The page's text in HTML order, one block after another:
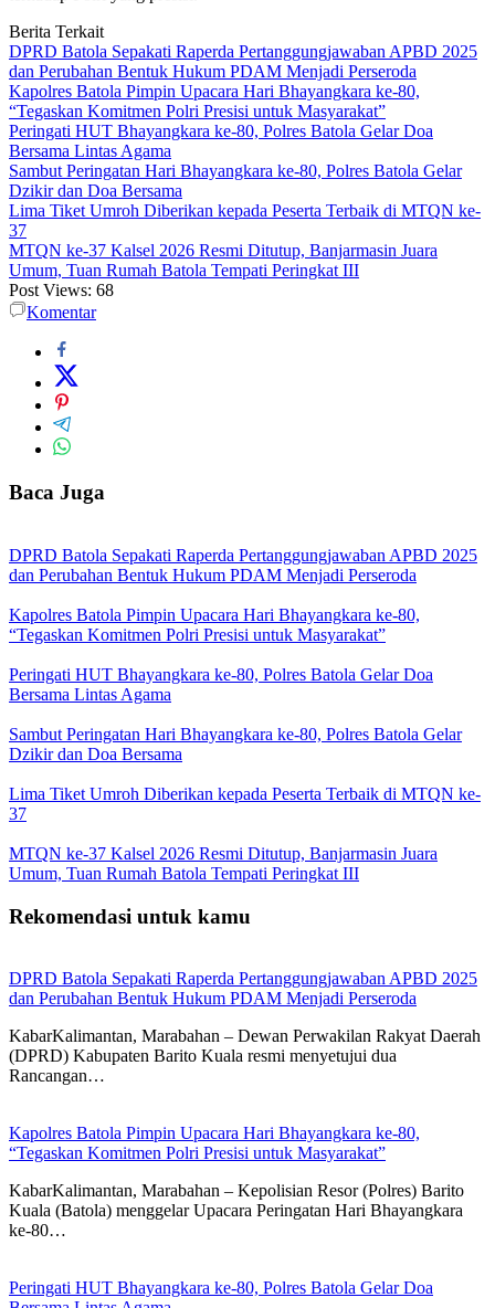
Berita Terkait
DPRD Batola Sepakati Raperda Pertanggungjawaban APBD 2025
dan Perubahan Bentuk Hukum PDAM Menjadi Perseroda
Kapolres Batola Pimpin Upacara Hari Bhayangkara ke-80,
“Tegaskan Komitmen Polri Presisi untuk Masyarakat”
Peringati HUT Bhayangkara ke-80, Polres Batola Gelar Doa
Bersama Lintas Agama
Sambut Peringatan Hari Bhayangkara ke-80, Polres Batola Gelar
Dzikir dan Doa Bersama
Lima Tiket Umroh Diberikan kepada Peserta Terbaik di MTQN ke-
37
MTQN ke-37 Kalsel 2026 Resmi Ditutup, Banjarmasin Juara
Umum, Tuan Rumah Batola Tempati Peringkat III
Post Views: 68
Komentar
Baca Juga
DPRD Batola Sepakati Raperda Pertanggungjawaban APBD 2025
dan Perubahan Bentuk Hukum PDAM Menjadi Perseroda
Kapolres Batola Pimpin Upacara Hari Bhayangkara ke-80,
“Tegaskan Komitmen Polri Presisi untuk Masyarakat”
Peringati HUT Bhayangkara ke-80, Polres Batola Gelar Doa
Bersama Lintas Agama
Sambut Peringatan Hari Bhayangkara ke-80, Polres Batola Gelar
Dzikir dan Doa Bersama
Lima Tiket Umroh Diberikan kepada Peserta Terbaik di MTQN ke-
37
MTQN ke-37 Kalsel 2026 Resmi Ditutup, Banjarmasin Juara
Umum, Tuan Rumah Batola Tempati Peringkat III
Rekomendasi untuk kamu
DPRD Batola Sepakati Raperda Pertanggungjawaban APBD 2025
dan Perubahan Bentuk Hukum PDAM Menjadi Perseroda
KabarKalimantan, Marabahan – Dewan Perwakilan Rakyat Daerah
(DPRD) Kabupaten Barito Kuala resmi menyetujui dua
Rancangan…
Kapolres Batola Pimpin Upacara Hari Bhayangkara ke-80,
“Tegaskan Komitmen Polri Presisi untuk Masyarakat”
KabarKalimantan, Marabahan – Kepolisian Resor (Polres) Barito
Kuala (Batola) menggelar Upacara Peringatan Hari Bhayangkara
ke-80…
Peringati HUT Bhayangkara ke-80, Polres Batola Gelar Doa